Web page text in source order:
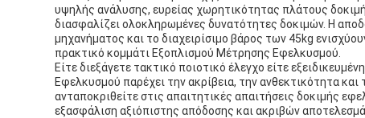
υψηλής ανάλυσης, ευρείας χωρητικότητας πλάτους
διασφαλίζει ολοκληρωμένες δυνατότητες δοκιμών. Η
μηχανήματος και το διαχειρίσιμο βάρος των 45kg
πρακτικό κομμάτι Εξοπλισμού Μέτρησης Εφελκυσμού.
Είτε διεξάγετε τακτικό ποιοτικό έλεγχο είτε
Εφελκυσμού παρέχει την ακρίβεια, την ανθεκτικότητα
ανταποκριθείτε στις απαιτητικές απαιτήσεις δοκιμής
εξασφάλιση αξιόπιστης απόδοσης και ακριβών